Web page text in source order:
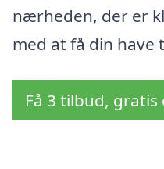
nærheden, der er
med at få din have
Få 3 tilbud,